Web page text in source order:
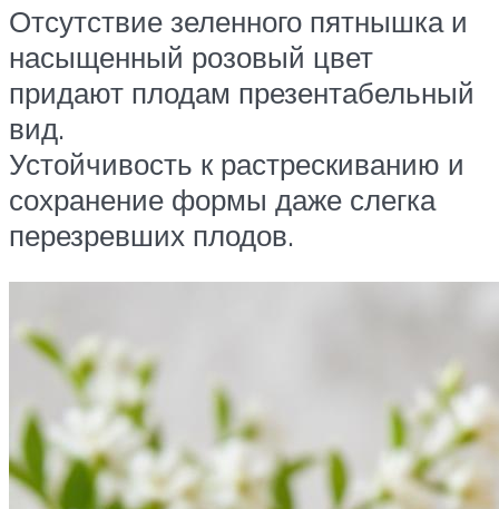
Отсутствие зеленного пятнышка и
насыщенный розовый цвет
придают плодам презентабельный
вид.
Устойчивость к растрескиванию и
сохранение формы даже слегка
перезревших плодов.